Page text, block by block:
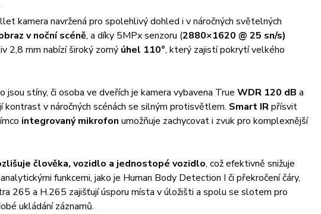
kamera navržená pro spolehlivý dohled i v náročných světelných
v noční scéně, a díky 5MPx senzoru (2880×1620 @ 25 sn/s)
2,8 mm nabízí široký zorný úhel 110°, který zajistí pokrytí velkého
stíny, či osoba ve dveřích je kamera vybavena True WDR 120 dB a
v náročných scénách se silným protisvětlem. Smart IRpřísvit
integrovaný mikrofon umožňuje zachycovat i zvuk pro komplexnější
člověka, vozidlo a jednostopé vozidlo, což efektivně snižuje
funkcemi, jako je Human Body Detection I či překročení čáry,
265 a H.265 zajišťují úsporu místa v úložišti a spolu se slotem pro
ukládání záznamů.